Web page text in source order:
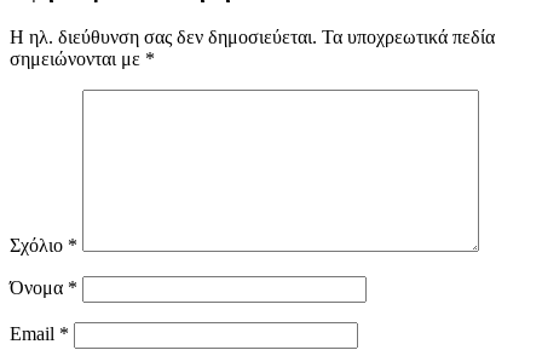
Η ηλ. διεύθυνση σας δεν δημοσιεύεται. Τα υποχρεωτικά πεδία
σημειώνονται με *
Σχόλιο *
Όνομα *
Email *